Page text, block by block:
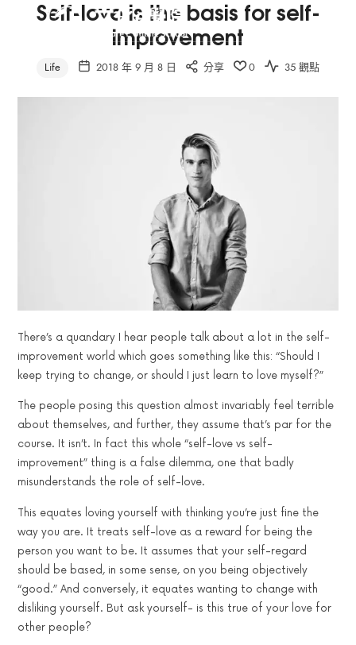
文
化
e
School
平
台。
透
我
們
的
課
程，
索
台
灣，
了
解
樣
性
Self-love is the basis for self-
improvement
Life 2018 年 9 月 8 日 分享 0 35 觀點
There’s a quandary I hear people talk about a lot in the self-
improvement world which goes something like this: “Should I
keep trying to change, or should I just learn to love myself?”
The people posing this question almost invariably feel terrible
about themselves, and further, they assume that’s par for the
course. It isn’t. In fact this whole “self-love vs self-
improvement” thing is a false dilemma, one that badly
misunderstands the role of self-love.
This equates loving yourself with thinking you’re just fine the
way you are. It treats self-love as a reward for being the
person you want to be. It assumes that your self-regard
should be based, in some sense, on you being objectively
“good.” And conversely, it equates wanting to change with
disliking yourself. But ask yourself- is this true of your love for
other people?